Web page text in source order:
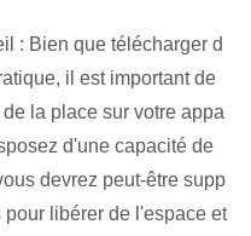
: Bien que télécharger d
il est important de
la place sur votre appa
d'une capacité de
devrez peut-être supp
libérer de l'espace et